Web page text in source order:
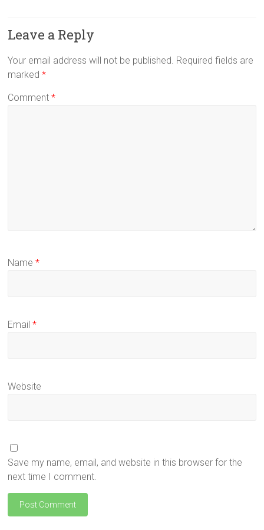
Leave a Reply
Your email address will not be published. Required fields are
marked*
Comment*
Name*
Email*
Website
Save my name, email, and website in this browser for the
next time I comment.